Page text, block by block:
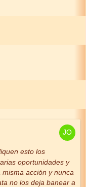
esto los
oportunidades y
acción y nunca
no los deja banear a